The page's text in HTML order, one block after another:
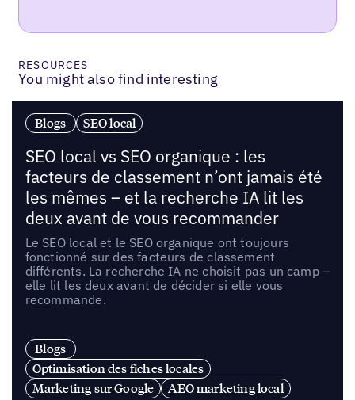
RESOURCES
You might also find interesting
Blogs SEO local
SEO local vs SEO organique : les
facteurs de classement n’ont jamais été
les mêmes – et la recherche IA lit les
deux avant de vous recommander
Le SEO local et le SEO organique ont toujours
fonctionné sur des facteurs de classement
différents. La recherche IA ne choisit pas un camp –
elle lit les deux avant de décider si elle vous
recommande.
Blogs
Optimisation des fiches locales
Marketing sur Google
AEO marketing local